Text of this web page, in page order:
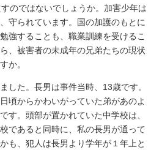
のではないでしょうか。加害少年は
守られています。国の加護のもとに
強することも、職業訓練を受けるこ
、被害者の未成年の兄弟たちの現状
か。
した。長男は事件当時、13歳です。
頃からかわいがっていた弟があのよ
す。頭部が置かれていた中学校は、
であると同時に、私の長男が通って
も、犯人は長男より学年が１年上と